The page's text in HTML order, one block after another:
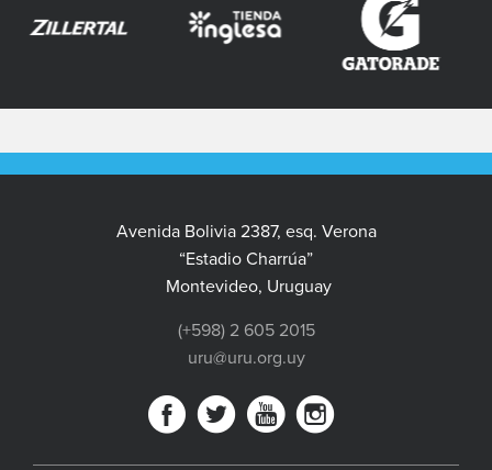
Avenida Bolivia 2387, esq. Verona
“Estadio Charrúa”
Montevideo, Uruguay
(+598) 2 605 2015
uru@uru.org.uy